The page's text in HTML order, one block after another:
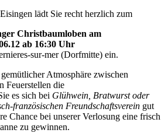
lädt Sie recht herzlich zum
Christbaumloben am
ab 16:30 Uhr
sur-mer (Dorfmitte) ein.
Atmosphäre zwischen
Feuerstellen die
es sich bei Glühwein, Bratwurst oder
französischen Freundschaftsverein gut
Chance bei unserer Verlosung eine frisch
zu gewinnen.